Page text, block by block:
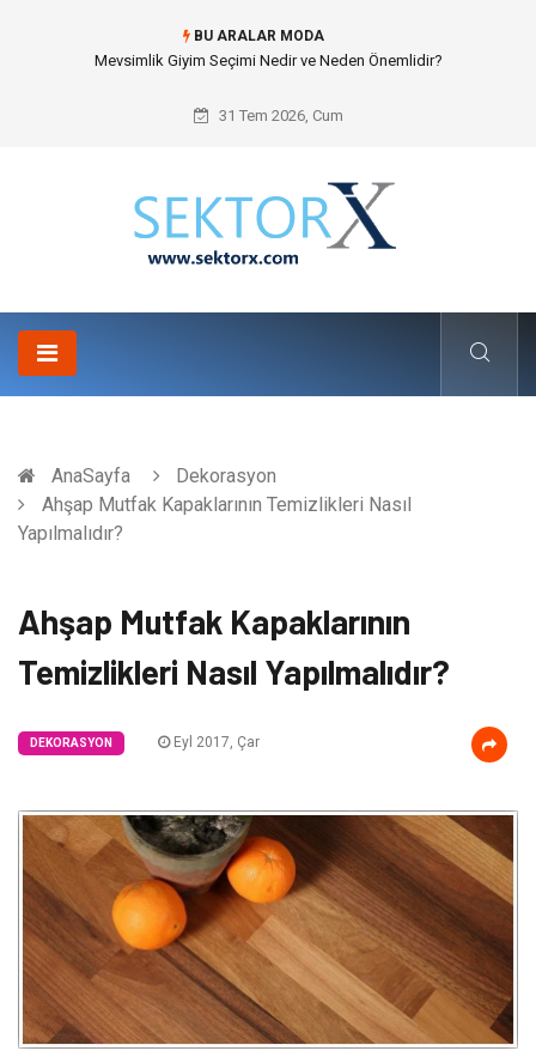
BU ARALAR MODA
Mevsimlik Giyim Seçimi Nedir ve Neden Önemlidir?
31 Tem 2026, Cum
AnaSayfa
Dekorasyon
Ahşap Mutfak Kapaklarının Temizlikleri Nasıl
Yapılmalıdır?
Ahşap Mutfak Kapaklarının
Temizlikleri Nasıl Yapılmalıdır?
DEKORASYON Eyl 2017, Çar